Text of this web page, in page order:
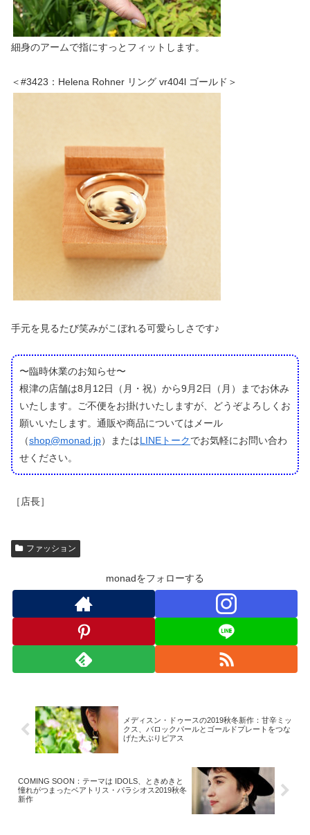
細身のアームで指にすっとフィットします。
＜#3423：Helena Rohner リング vr404l ゴールド＞
手元を見るたび笑みがこぼれる可愛らしさです♪
〜臨時休業のお知らせ〜
根津の店舗は8月12日（月・祝）から9月2日（月）までお休み
いたします。ご不便をお掛けいたしますが、どうぞよろしくお
願いいたします。通販や商品についてはメール
（shop@monad.jp）またはLINEトークでお気軽にお問い合わ
せください。
［店長］
ファッション
monadをフォローする
メディスン・ドゥースの2019秋冬新作：甘辛ミッ
クス、バロックパールとゴールドプレートをつな
げた大ぶりピアス
COMING SOON：テーマは IDOLS、ときめきと
憧れがつまったベアトリス・パラシオス2019秋冬
新作